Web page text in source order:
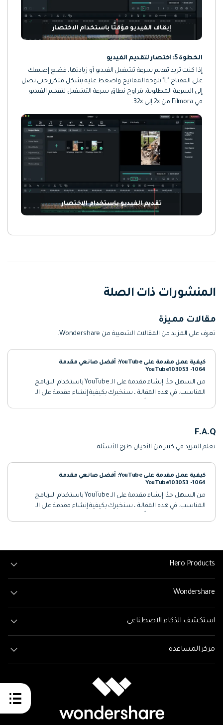
إيقاف الفيديو مؤقتًا باستخدام الاختصار
الخطوة 5: اختصار لتقديم الفيديو
إذا كنت تريد تقديم سرعة تشغيل الفيديو أو زيادتها، فضع إصبعك
على المفتاح "L" بلوحة المفاتيح واضغط عليه بشكل متكرر حتى تصل
إلى السرعة المطلوبة. يتراوح نطاق سرعة التشغيل لتقديم الفيديو
في Filmora من 2x إلى 32x.
تقديم الفيديو باستخدام الاختصار
المنشورات ذات الصلة
مقالات مميزة
تعرف على المزيد من المقالات الشعبية من Wondershare.
كيفية عمل مقدمة على YouTube: أفضل صانعي مقدمة
YouTube103053 -1064
من السهل جدًا إنشاء مقدمة على الـ YouTube باستخدام البرنامج
المناسب. في هذه المقالة ، سنخبرك بكيفية إنشاء مقدمة على الـ
F.A.Q
تعلم المزيد في كثير من الأحيان طرح الأسئلة.
كيفية عمل مقدمة على YouTube: أفضل صانعي مقدمة
YouTube103053 -1064
من السهل جدًا إنشاء مقدمة على الـ YouTube باستخدام البرنامج
المناسب. في هذه المقالة ، سنخبرك بكيفية إنشاء مقدمة على الـ
Hero Products
Wondershare
استكشف الذكاء الاصطناعي
مركز المساعدة